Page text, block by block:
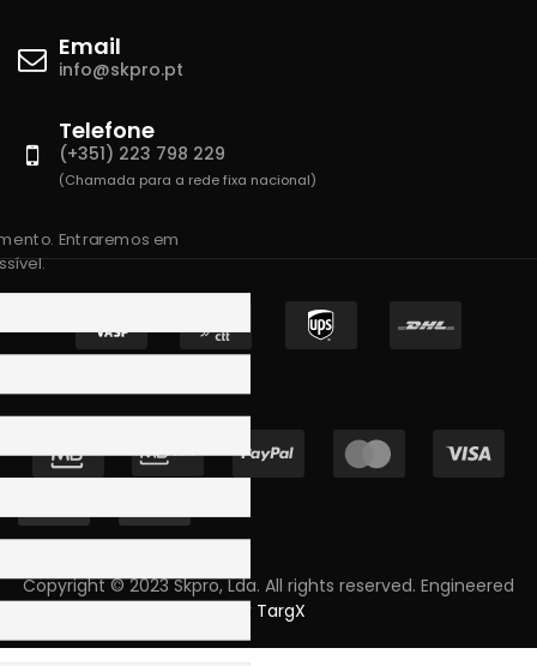
Email
info@skpro.pt
Telefone
(+351) 223 798 229
(Chamada para a rede fixa nacional)
Copyright © 2023 Skpro, Lda. All rights reserved. Engineered
by TargX
Entraremos em